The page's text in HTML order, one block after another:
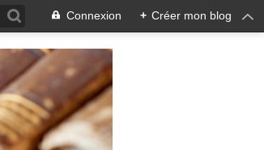
Connexion + Créer mon blog